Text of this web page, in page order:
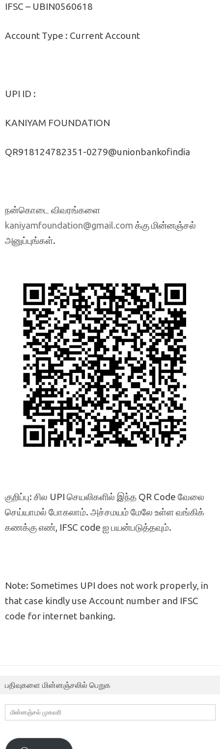
IFSC – UBIN0560618
Account Type : Current Account
UPI ID :
KANIYAM FOUNDATION
QR918124782351-0279@unionbankofindia
நன்கொடை விவரங்களை
kaniyamfoundation@gmail.com க்கு மின்னஞ்சல்
அனுப்புங்கள்.
குறிப்பு: சில UPI செயலிகளில் இந்த QR Code வேலை
செய்யாமல் போகலாம். அச்சமயம் மேலே உள்ள வங்கிக்
கணக்கு எண், IFSC code ஐ பயன்படுத்தவும்.
Note: Sometimes UPI does not work properly, in
that case kindly use Account number and IFSC
code for internet banking.
பதிவுகளை மின்னஞ்சலில் பெறுக
மின்னஞ்சல்
முகவரி